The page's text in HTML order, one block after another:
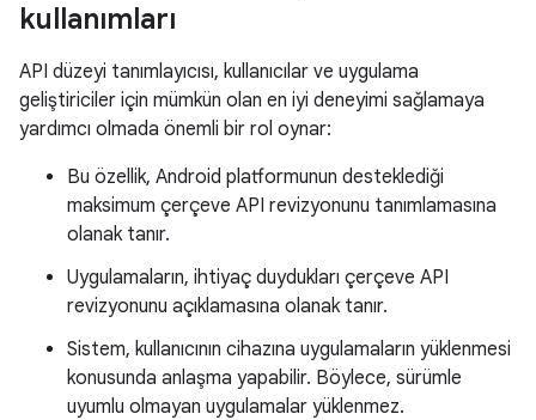
kullanımları
API düzeyi tanımlayıcısı, kullanıcılar ve uygulama
geliştiriciler için mümkün olan en iyi deneyimi sağlamaya
yardımcı olmada önemli bir rol oynar:
Bu özellik, Android platformunun desteklediği
maksimum çerçeve API revizyonunu tanımlamasına
olanak tanır.
Uygulamaların, ihtiyaç duydukları çerçeve API
revizyonunu açıklamasına olanak tanır.
Sistem, kullanıcının cihazına uygulamaların yüklenmesi
konusunda anlaşma yapabilir. Böylece, sürümle
uyumlu olmayan uygulamalar yüklenmez.